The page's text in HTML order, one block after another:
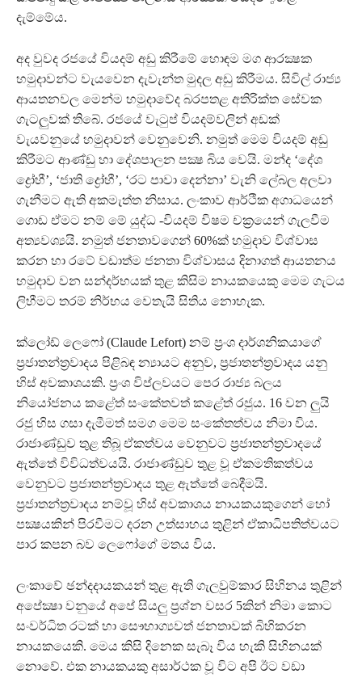
දැම්මේය.
අද වුවද රජයේ වියදම් අඩු කිරීමේ හොඳම මග ආරක්‍ෂක
හමුදාවන්ට වැයවෙන දැවැන්ත මුදල අඩු කිරීමය. සිවිල් රාජ්‍ය
ආයතනවල මෙන්ම හමුදාවේද බරපතළ අතිරික්ත සේවක
ගැටලුවක් තිබේ. රජයේ වැටුප් වියදම්වලින් අඩක්
වැයවනුයේ හමුදාවන් වෙනුවෙනි. නමුත් මෙම වියදම් අඩු
කිරීමට ආණ්ඩු හා දේශපාලන පක්‍ෂ බිය වෙයි. මන්ද ‘දේශ
ද්‍රෝහී’, ‘ජාති ද්‍රෝහී’, ‘රට පාවා දෙන්නා’ වැනි ලේබල අලවා
ගැනීමට ඇති අකමැත්ත නිසාය. ලංකාව ආර්ථික අගාධයෙන්
ගොඩ ඒමට නම් මේ යුද්ධ -වියදම් විෂම චක්‍රයෙන් ගැලවීම
අත්‍යවශ්‍යයි. නමුත් ජනතාවගෙන් 60%ක් හමුදාව විශ්වාස
කරන හා රටේ වඩාත්ම ජනතා විශ්වාසය දිනාගත් ආයතනය
හමුදාව වන සන්දර්භයක් තුළ කිසිම නායකයෙකු මෙම ගැටය
ලිහීමට තරම් නිර්භය වෙතැයි සිතිය නොහැක.
ක්ලෝඩ් ලෙෆෝ (Claude Lefort) නම් ප්‍රංශ දාර්ශනිකයාගේ
ප්‍රජාතන්ත්‍රවාදය පිළිබඳ න්‍යායට අනුව, ප්‍රජාතන්ත්‍රවාදය යනු
හිස් අවකාශයකි. ප්‍රංශ විප්ලවයට පෙර රාජ්‍ය බලය
නියෝජනය කළේත් සංකේතවත් කළේත් රජුය. 16 වන ලුයි
රජු හිස ගසා දැමීමත් සමග මෙම සංකේතත්වය නිමා විය.
රාජාණ්ඩුව තුළ තිබූ ඒකත්වය වෙනුවට ප්‍රජාතන්ත්‍රවාදයේ
ඇත්තේ විවිධත්වයයි. රාජාණ්ඩුව තුළ වූ ඒකමතිකත්වය
වෙනුවට ප්‍රජාතන්ත්‍රවාදය තුළ ඇත්තේ බෙදීමයි.
ප්‍රජාතන්ත්‍රවාදය නම්වූ හිස් අවකාශය නායකයකුගෙන් හෝ
පක්‍ෂයකින් පිරවීමට දරන උත්සාහය තුළින් ඒකාධිපතිත්වයට
පාර කපන බව ලෙෆෝගේ මතය විය.
ලංකාවේ ඡන්දදායකයන් තුළ ඇති ගැලවුම්කාර සිහිනය තුළින්
අපේක්‍ෂා වනුයේ අපේ සියලු ප්‍රශ්න වසර 5කින් නිමා කොට
සංවර්ධිත රටක් හා සෞභාග්‍යවත් ජනතාවක් බිහිකරන
නායකයෙකි. මෙය කිසි දිනෙක සැබෑ විය හැකි සිහිනයක්
නොවේ. එක නායකයකු අසාර්ථක වූ විට අපි ඊට වඩා